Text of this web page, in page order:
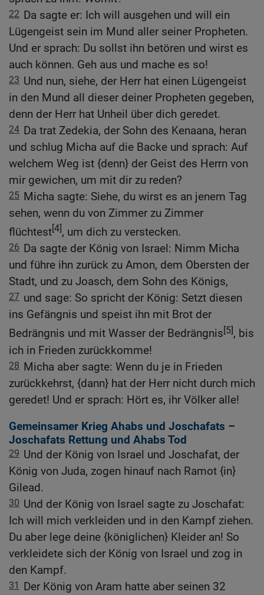
22 Da sagte er: Ich will ausgehen und will ein
Lügengeist sein im Mund aller seiner Propheten.
Und er sprach: Du sollst ihn betören und wirst es
auch können. Geh aus und mache es so!
23 Und nun, siehe, der Herr hat einen Lügengeist
in den Mund all dieser deiner Propheten gegeben,
denn der Herr hat Unheil über dich geredet.
24 Da trat Zedekia, der Sohn des Kenaana, heran
und schlug Micha auf die Backe und sprach: Auf
welchem Weg ist {denn} der Geist des Herrn von
mir gewichen, um mit dir zu reden?
25 Micha sagte: Siehe, du wirst es an jenem Tag
sehen, wenn du von Zimmer zu Zimmer
flüchtest[4], um dich zu verstecken.
26 Da sagte der König von Israel: Nimm Micha
und führe ihn zurück zu Amon, dem Obersten der
Stadt, und zu Joasch, dem Sohn des Königs,
27 und sage: So spricht der König: Setzt diesen
ins Gefängnis und speist ihn mit Brot der
Bedrängnis und mit Wasser der Bedrängnis[5], bis
ich in Frieden zurückkomme!
28 Micha aber sagte: Wenn du je in Frieden
zurückkehrst, {dann} hat der Herr nicht durch mich
geredet! Und er sprach: Hört es, ihr Völker alle!
Gemeinsamer Krieg Ahabs und Joschafats –
Joschafats Rettung und Ahabs Tod
29 Und der König von Israel und Joschafat, der
König von Juda, zogen hinauf nach Ramot {in}
Gilead.
30 Und der König von Israel sagte zu Joschafat:
Ich will mich verkleiden und in den Kampf ziehen.
Du aber lege deine {königlichen} Kleider an! So
verkleidete sich der König von Israel und zog in
den Kampf.
31 Der König von Aram hatte aber seinen 32